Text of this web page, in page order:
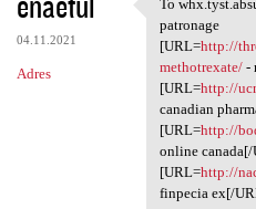
04.11.2021
Adres
To
To
patronage
[URL=http://
methotrexate/-
[URL=http://
canadian
[URL=http://
online canada[/
[URL=http://
finpecia ex[/